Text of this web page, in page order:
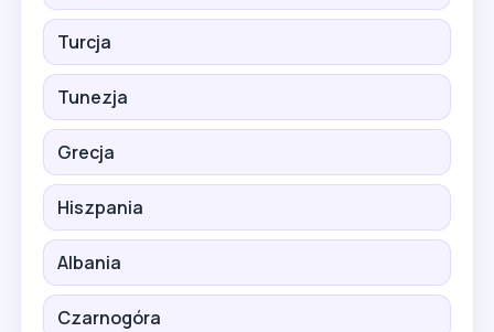
Turcja
Tunezja
Grecja
Hiszpania
Albania
Czarnogóra